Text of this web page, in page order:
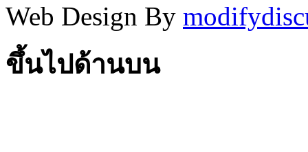
Web Design By
ขึ้นไปด้านบน